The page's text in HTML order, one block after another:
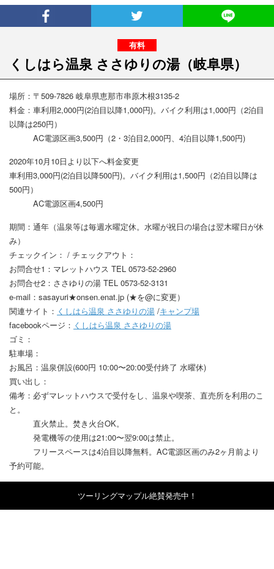
くしはら温泉 ささゆりの湯（岐阜県）
場所：〒509-7826 岐阜県恵那市串原木根3135-2
料金：車利用2,000円(2泊目以降1,000円)。バイク利用は1,000円（2泊目
以降は250円）
AC電源区画3,500円（2・3泊目2,000円、4泊目以降1,500円)
2020年10月10日より以下へ料金変更
車利用3,000円(2泊目以降500円)。バイク利用は1,500円（2泊目以降は
500円）
AC電源区画4,500円
期間：通年（温泉等は毎週水曜定休。水曜が祝日の場合は翌木曜日が休
み）
チェックイン： / チェックアウト：
お問合せ1：マレットハウス TEL 0573-52-2960
お問合せ2：ささゆりの湯 TEL 0573-52-3131
e-mail：sasayuri★onsen.enat.jp (★を@に変更）
関連サイト： くしはら温泉 ささゆりの湯 /キャンプ場
facebookページ： くしはら温泉 ささゆりの湯
ゴミ：
駐車場：
お風呂：温泉併設(600円 10:00〜20:00受付終了 水曜休)
買い出し：
備考：必ずマレットハウスで受付をし、温泉や喫茶、直売所を利用のこ
と。
直火禁止。焚き火台OK。
発電機等の使用は21:00〜翌9:00は禁止。
フリースペースは4泊目以降無料。AC電源区画のみ2ヶ月前より
予約可能。
ツーリングマップル絶賛発売中！